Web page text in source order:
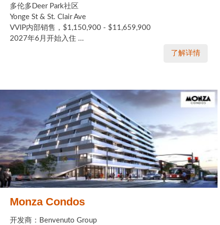
多伦多Deer Park社区
Yonge St & St. Clair Ave
VVIP内部销售，$1,150,900 - $11,659,900
2027年6月开始入住 ...
了解详情
Monza Condos
开发商：Benvenuto Group